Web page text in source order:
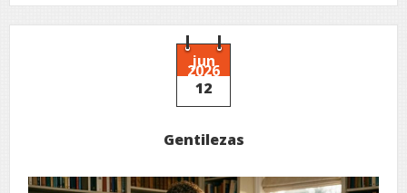
de
las
almas
mudasjun
2026
12
Gentilezas